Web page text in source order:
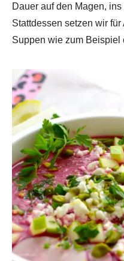
Dauer auf den Magen,
Stattdessen setzen wir
Suppen wie zum Beispiel